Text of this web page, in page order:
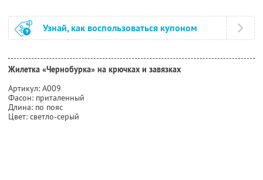
Узнай, как воспользоваться купоном
Жилетка «Чернобурка» на крючках и завязках
Артикул: А009
Фасон: приталенный
Длина: по пояс
Цвет: светло-серый